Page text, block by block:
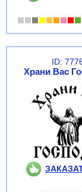
ID:
Храни Вас